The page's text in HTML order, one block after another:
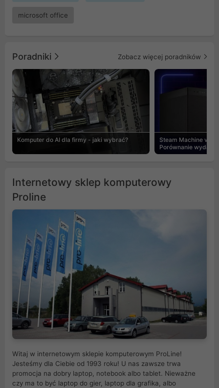
microsoft office
Poradniki Zobacz więcej poradników
Komputer do AI dla firmy - jaki wybrać?
Steam Machine vs
Porównanie
Internetowy sklep komputerowy
Proline
Witaj w internetowym sklepie komputerowym ProLine!
Jesteśmy dla Ciebie od 1993 roku! U nas zawsze trwa
promocja na dobry laptop, notebook albo tablet. Nieważne
czy ma to być laptop do gier, laptop dla grafika, albo